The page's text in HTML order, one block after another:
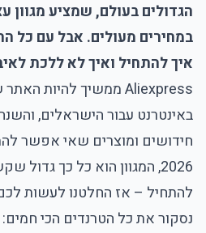
הגדולים בעולם, שמציע מגוון
במחירים מעולים. אבל עם כל
איך להתחיל ואיך לא ללכת
Aliexpressממשיך להיות האתר
באינטרנט עבור הישראלים,
חידושים ומוצרים שאי אפשר
2026, המגוון הוא כל כך
להתחיל – אז החלטנו לעשות
נסקור את כל הטרנדים הכי